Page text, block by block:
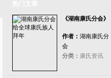
《湖南康氏分会》
作者： 湖南康氏分
会
分类： 康氏资讯